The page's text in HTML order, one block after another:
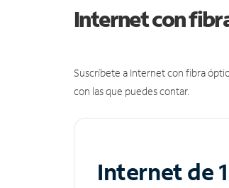
Internet con
Suscríbete a Internet con fibra
con las que puedes contar.
Internet de